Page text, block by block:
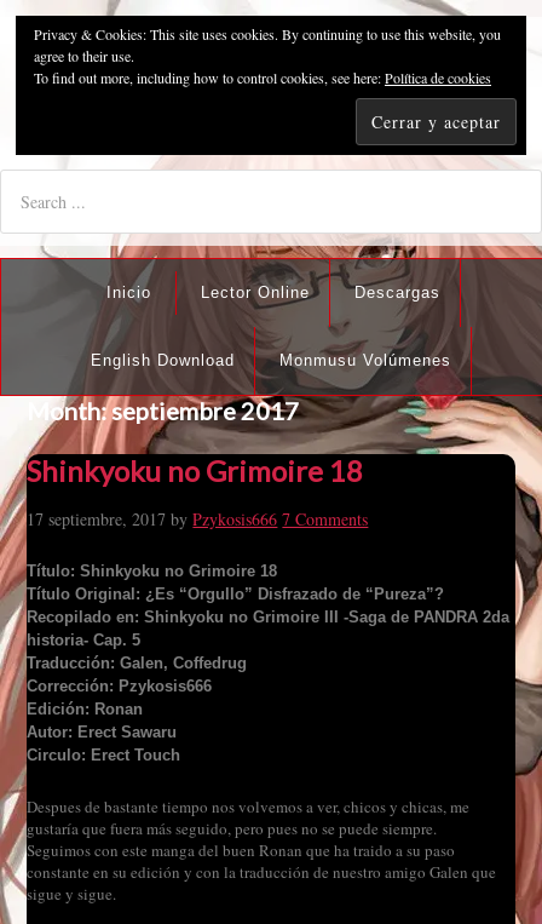
Pzykosis666HFansub
"I'm the best there is at what I do, but what I do best isn't very
Inicio Lector Online Descargas
English Download Monmusu Volúmenes
Month:septiembre 2017
Shinkyoku no Grimoire 18
17 septiembre, 2017 byPzykosis666 7 Comments
Título: Shinkyoku no Grimoire 18
Título Original: ¿Es “Orgullo” Disfrazado de “Pureza”?
Recopilado en: Shinkyoku no Grimoire III -Saga de PANDRA 2da
historia- Cap. 5
Traducción: Galen, Coffedrug
Corrección: Pzykosis666
Edición: Ronan
Autor: Erect Sawaru
Circulo: Erect Touch
Despues de bastante tiempo nos volvemos a ver, chicos y chicas, me
gustaría que fuera más seguido, pero pues no se puede siempre.
Seguimos con este manga del buen Ronan que ha traido a su paso
constante en su edición y con la traducción de nuestro amigo Galen que
sigue y sigue.
Privacy & Cookies: This site uses cookies. By continuing to use this website, you
agree to their use.
To find out more, including how to control cookies, see here:Política de cookies